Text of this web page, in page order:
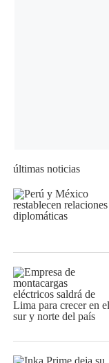
últimas noticias